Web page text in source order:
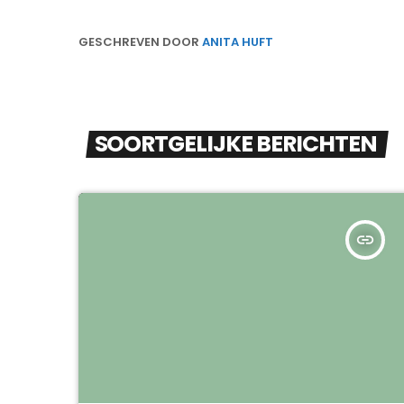
GESCHREVEN DOOR ANITA HUFT
SOORTGELIJKE BERICHTEN
insert_link